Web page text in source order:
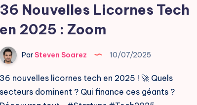
:
Les
Incontournables
36 Nouvelles Licornes Tech
en 2025 : Zoom
Par Steven Soarez 10/07/2025
36 nouvelles licornes tech en 2025 ! 🚀 Quels
secteurs dominent ? Qui finance ces géants ?